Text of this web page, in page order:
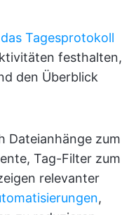
Tagesprotokoll
festhalten,
den Überblick
Dateianhänge zum
Tag-Filter zum
relevanter
,